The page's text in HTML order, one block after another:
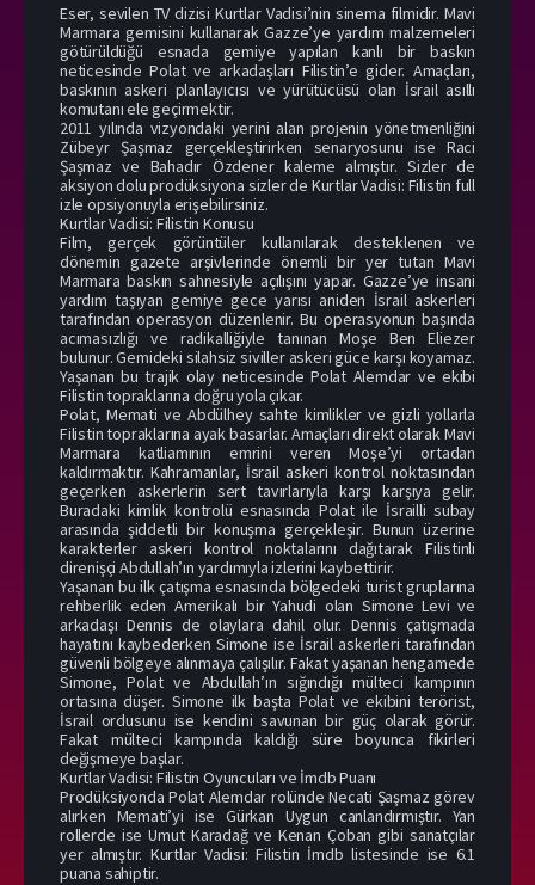
Eser, sevilen TV dizisi Kurtlar Vadisi’nin sinema filmidir. Mavi
Marmara gemisini kullanarak Gazze’ye yardım malzemeleri
götürüldüğü esnada gemiye yapılan kanlı bir baskın
neticesinde Polat ve arkadaşları Filistin’e gider. Amaçları,
baskının askeri planlayıcısı ve yürütücüsü olan İsrail asıllı
komutanı ele geçirmektir.
2011 yılında vizyondaki yerini alan projenin yönetmenliğini
Zübeyr Şaşmaz gerçekleştirirken senaryosunu ise Raci
Şaşmaz ve Bahadır Özdener kaleme almıştır. Sizler de
aksiyon dolu prodüksiyona sizler de Kurtlar Vadisi: Filistin full
izle opsiyonuyla erişebilirsiniz.
Kurtlar Vadisi: Filistin Konusu
Film, gerçek görüntüler kullanılarak desteklenen ve
dönemin gazete arşivlerinde önemli bir yer tutan Mavi
Marmara baskın sahnesiyle açılışını yapar. Gazze’ye insani
yardım taşıyan gemiye gece yarısı aniden İsrail askerleri
tarafından operasyon düzenlenir. Bu operasyonun başında
acımasızlığı ve radikalliğiyle tanınan Moşe Ben Eliezer
bulunur. Gemideki silahsiz siviller askeri güce karşı koyamaz.
Yaşanan bu trajik olay neticesinde Polat Alemdar ve ekibi
Filistin topraklarına doğru yola çıkar.
Polat, Memati ve Abdülhey sahte kimlikler ve gizli yollarla
Filistin topraklarına ayak basarlar. Amaçları direkt olarak Mavi
Marmara katliamının emrini veren Moşe’yi ortadan
kaldırmaktır. Kahramanlar, İsrail askeri kontrol noktasından
geçerken askerlerin sert tavırlarıyla karşı karşıya gelir.
Buradaki kimlik kontrolü esnasında Polat ile İsrailli subay
arasında şiddetli bir konuşma gerçekleşir. Bunun üzerine
karakterler askeri kontrol noktalarını dağıtarak Filistinli
direnişçi Abdullah’ın yardımıyla izlerini kaybettirir.
Yaşanan bu ilk çatışma esnasında bölgedeki turist gruplarına
rehberlik eden Amerikalı bir Yahudi olan Simone Levi ve
arkadaşı Dennis de olaylara dahil olur. Dennis çatışmada
hayatını kaybederken Simone ise İsrail askerleri tarafından
güvenli bölgeye alınmaya çalışılır. Fakat yaşanan hengamede
Simone, Polat ve Abdullah’ın sığındığı mülteci kampının
ortasına düşer. Simone ilk başta Polat ve ekibini terörist,
İsrail ordusunu ise kendini savunan bir güç olarak görür.
Fakat mülteci kampında kaldığı süre boyunca fikirleri
değişmeye başlar.
Kurtlar Vadisi: Filistin Oyuncuları ve İmdb Puanı
Prodüksiyonda Polat Alemdar rolünde Necati Şaşmaz görev
alırken Memati’yi ise Gürkan Uygun canlandırmıştır. Yan
rollerde ise Umut Karadağ ve Kenan Çoban gibi sanatçılar
yer almıştır. Kurtlar Vadisi: Filistin İmdb listesinde ise 6.1
puana sahiptir.